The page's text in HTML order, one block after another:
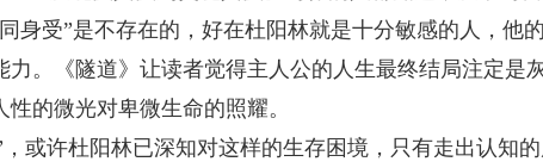
身受”是不存在的，好在杜阳林就是十分敏感的人，他的
。《隧道》让读者觉得主人公的人生最终结局注定是
的微光对卑微生命的照耀。
或许杜阳林已深知对这样的生存困境，只有走出认知